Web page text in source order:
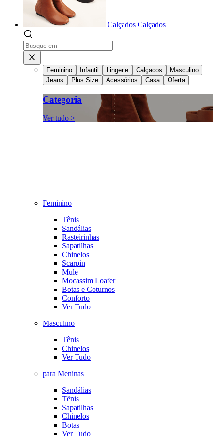
Calçados Calçados
Feminino Infantil Lingerie Calçados
Masculino
Jeans
Plus Size Acessórios Casa Oferta
Categoria
Ver tudo >
Feminino
Tênis
Sandálias
Rasteirinhas
Sapatilhas
Chinelos
Scarpin
Mule
Mocassim Loafer
Botas e Coturnos
Conforto
Ver Tudo
Masculino
Tênis
Chinelos
Ver Tudo
para Meninas
Sandálias
Tênis
Sapatilhas
Chinelos
Botas
Ver Tudo